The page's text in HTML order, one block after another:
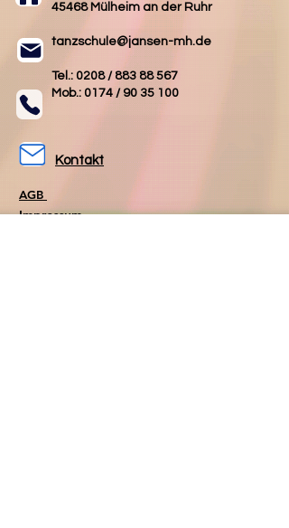
45468 Mülheim an der Ruhr
tanzschule@jansen-mh.de
Tel.: 0208 / 883 88 567
Mob.: 0174 / 90 35 100
Kontakt
AGB
Impressum